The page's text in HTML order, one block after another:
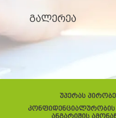
გალერეა
უპერას
ანგარიშის